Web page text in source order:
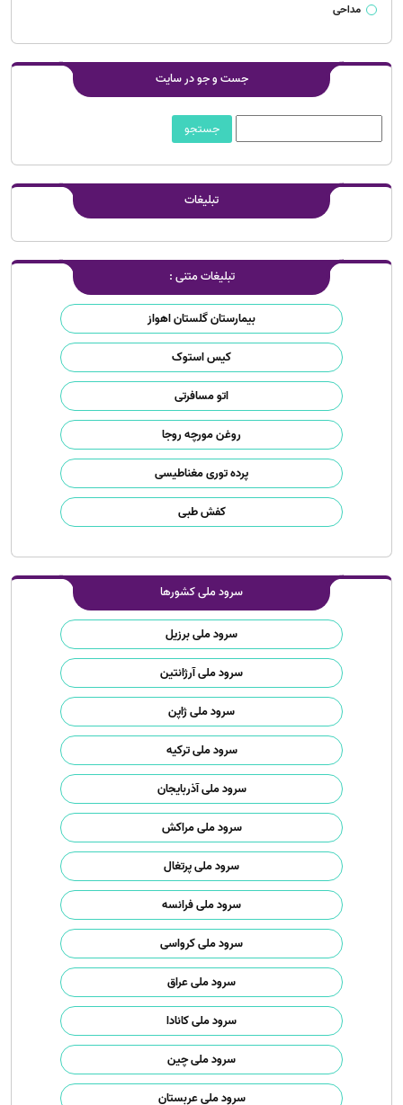
مداحی
جست و جو در سایت
تبلیغات
تبلیغات متنی :
بیمارستان گلستان اهواز
کیس استوک
اتو مسافرتی
روغن مورچه روجا
پرده توری مغناطیسی
کفش طبی
سرود ملی کشورها
سرود ملی برزیل
سرود ملی آرژانتین
سرود ملی ژاپن
سرود ملی ترکیه
سرود ملی آذربایجان
سرود ملی مراکش
سرود ملی پرتغال
سرود ملی فرانسه
سرود ملی کرواسی
سرود ملی عراق
سرود ملی کانادا
سرود ملی چین
سرود ملی عربستان